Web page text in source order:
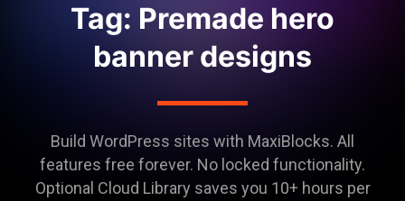
Tag: Premade hero
banner designs
Build WordPress sites with MaxiBlocks. All
features free forever. No locked functionality.
Optional Cloud Library saves you 10+ hours per